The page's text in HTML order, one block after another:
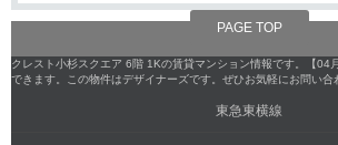
PAGE TOP
クレスト小杉スクエア 6階 1Kの賃貸マンション情報です。【04
できます。この物件はデザイナーズです。ぜひお気軽にお問い合
東急東横線